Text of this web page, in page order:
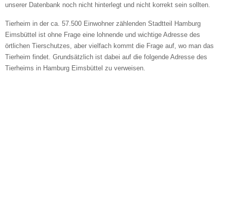
unserer Datenbank noch nicht hinterlegt und nicht korrekt sein sollten.
Tierheim in der ca. 57.500 Einwohner zählenden Stadtteil Hamburg
Eimsbüttel ist ohne Frage eine lohnende und wichtige Adresse des
örtlichen Tierschutzes, aber vielfach kommt die Frage auf, wo man das
Tierheim findet. Grundsätzlich ist dabei auf die folgende Adresse des
Tierheims in Hamburg Eimsbüttel zu verweisen.